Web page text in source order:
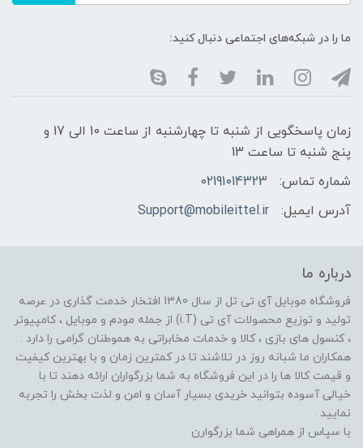
ما را در شبکه‌های اجتماعی دنبال کنید:
زمان پاسخگویی از شنبه تا چهارشنبه از ساعت 10 الی 17 و
پنج شنبه تا ساعت 13
شماره تماس:
02191014323
آدرس ایمیل:
Support@mobileittel.ir
درباره ما
فروشگاه موبایل آی تی تل از سال 1380 افتخار خدمت گذاری در عرصه
تولید و توزیع محصولات آی تی (i.T) از جمله مودم و موبایل ، کامپیوتر
، کنسول های بازی ، کالا و خدمات مخابراتی به هموطنان گرامی را دارد .
همکاران ما شبانه روز در تلاشند تا در کمترین زمان و با بهترین کیفیت
و قیمت کالا ها را در این فروشگاه به شما بزرگواران ارائه دهند تا با
خیالی آسوده بتوانید خریدی بسیار آسان و امن و لذت بخش را تجربه
نمایید .
با سپاس از همراهی شما بزرگوارن